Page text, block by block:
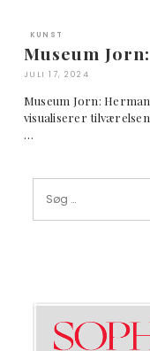
KUNST
Museum
JULI 17, 2024
Museum Jorn:
visualiserer
…